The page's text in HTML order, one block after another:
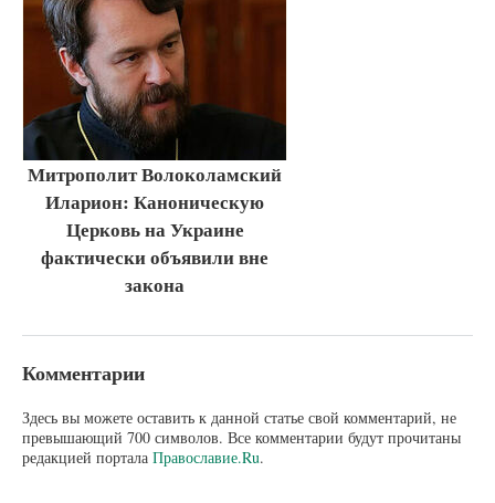
Митрополит Волоколамский
Иларион: Каноническую
Церковь на Украине
фактически объявили вне
закона
Комментарии
Здесь вы можете оставить к данной статье свой комментарий, не
превышающий 700 символов. Все комментарии будут прочитаны
редакцией портала Православие.Ru.